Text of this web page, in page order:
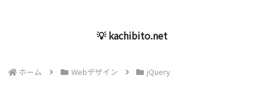
💡 kachibito.net
ホーム Webデザイン jQuery